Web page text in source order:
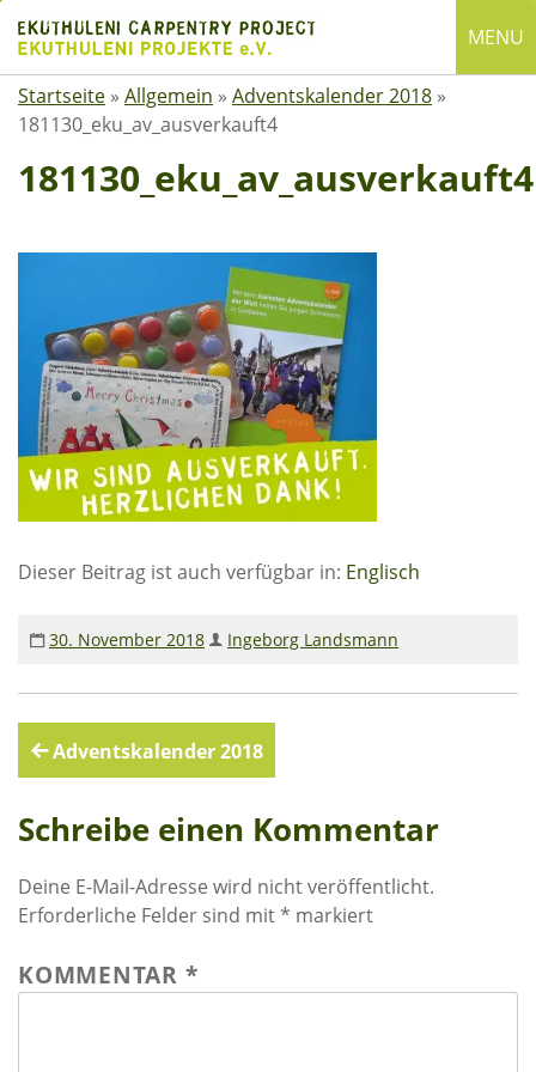
content
MENU
English
Deutsch
SUCHE
ÜBER EKUTHULENI
Startseite
Über uns
Satzung
Mitgliedschaft
Spenden
Rechenschaftsberichte
Ausbildung in Ekuthuleni
Berichte aus Gumtree
INFORMATIONEN
Aktuelles
Rundbriefe
Termine
Startseite » Allgemein » Adventskalender 2018 »
181130_eku_av_ausverkauft4
181130_eku_av_ausverkauft4
Dieser Beitrag ist auch verfügbar in: Englisch
30. November 2018 Ingeborg Landsmann
Beitragsnavigation
Adventskalender 2018
Schreibe einen Kommentar
Deine E-Mail-Adresse wird nicht veröffentlicht.
Erforderliche Felder sind mit* markiert
KOMMENTAR *